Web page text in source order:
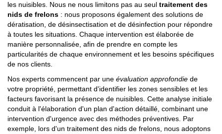
les nuisibles. Nous ne nous limitons pas au seul traitement des
nids de frelons : nous proposons également des solutions de
dératisation, de désinsectisation et de désinfection pour répondre
à toutes les situations. Chaque intervention est élaborée de
manière personnalisée, afin de prendre en compte les
particularités de chaque environnement et les besoins spécifiques
de nos clients.
Nos experts commencent par une évaluation approfondie de
votre propriété, permettant d'identifier les zones sensibles et les
facteurs favorisant la présence de nuisibles. Cette analyse initiale
conduit à l'élaboration d'un plan d'action détaillé, combinant une
intervention d'urgence avec des méthodes préventives. Par
exemple, lors d'un traitement des nids de frelons, nous adoptons